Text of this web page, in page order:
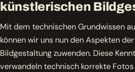
künstlerischen
Mit dem technischen Grundwissen
können wir uns nun den Aspekten
Bildgestaltung zuwenden. Diese
verwandeln technisch korrekte